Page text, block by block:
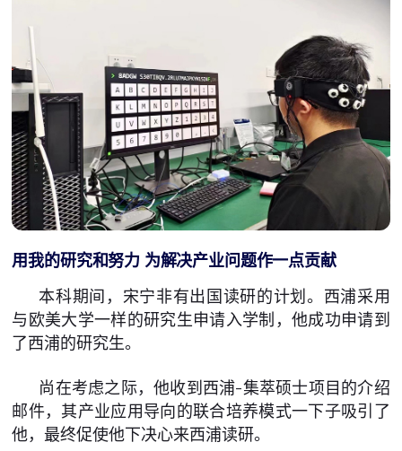
用我的研究和努力 为解决产业问题作一点贡献
本科期间，宋宁非有出国读研的计划。西浦采用
与欧美大学一样的研究生申请入学制，他成功申请到
了西浦的研究生。
尚在考虑之际，他收到西浦-集萃硕士项目的介绍
邮件，其产业应用导向的联合培养模式一下子吸引了
他，最终促使他下决心来西浦读研。